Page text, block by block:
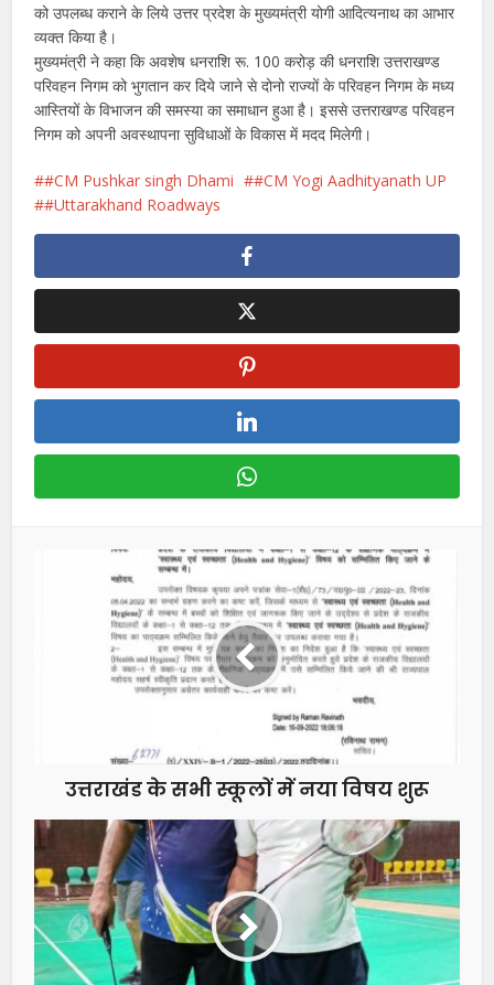
को उपलब्ध कराने के लिये उत्तर प्रदेश के मुख्यमंत्री योगी आदित्यनाथ का आभार
व्यक्त किया है।
मुख्यमंत्री ने कहा कि अवशेष धनराशि रू. 100 करोड़ की धनराशि उत्तराखण्ड
परिवहन निगम को भुगतान कर दिये जाने से दोनो राज्यों के परिवहन निगम के मध्य
आस्तियों के विभाजन की समस्या का समाधान हुआ है। इससे उत्तराखण्ड परिवहन
निगम को अपनी अवस्थापना सुविधाओं के विकास में मदद मिलेगी।
#CM Pushkar singh Dhami
#CM Yogi Aadhityanath UP
#Uttarakhand Roadways
उत्तराखंड के सभी स्कूलों में नया विषय शुरू